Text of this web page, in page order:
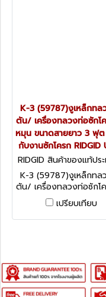
K-3 (59787)งูเหล็กทล
ตัน/ เครื่องทลวงท่อซักโ
หมุน ขนาดสายยาว 3 ฟุต
กับงานซักโครก RIDGID
RIDGID สินค้าของแท้ประ
มริกา K-3
K-3 (59787)งูเหล็กทล
ตัน/ เครื่องทลวงท่อซักโ
หมุน ขนาดสายยาว 3 ฟุต เ
กับงานซักโครก RIDGID
เปรียบเทียบ